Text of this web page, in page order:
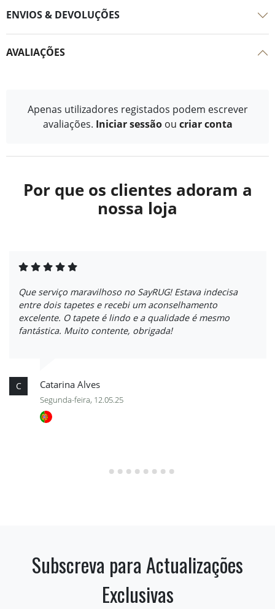
ENVIOS & DEVOLUÇÕES
AVALIAÇÕES
Apenas utilizadores registados podem escrever
avaliações. Iniciar sessão ou criar conta
Por que os clientes adoram a
nossa loja
Que serviço maravilhoso no SayRUG! Estava indecisa
entre dois tapetes e recebi um aconselhamento
excelente. O tapete é lindo e a qualidade é mesmo
fantástica. Muito contente, obrigada!
C Catarina Alves
Segunda-feira, 12.05.25
Subscreva para Actualizações
Exclusivas